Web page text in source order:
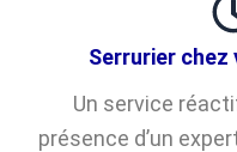
Serrurier chez
Un service
présence d’un